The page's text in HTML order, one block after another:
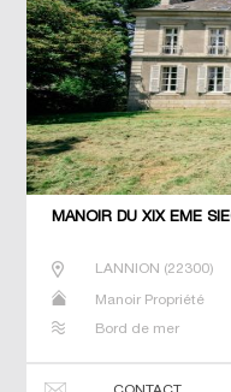
MANOIR DU XIX ÈME
LANNION (22300)
Manoir Propriété
Bord de mer